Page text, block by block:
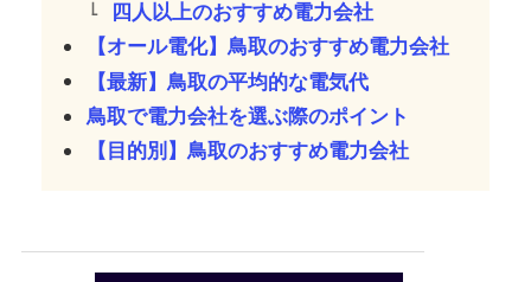
四人以上のおすすめ電力会社
【オール電化】鳥取のおすすめ電力会社
【最新】鳥取の平均的な電気代
鳥取で電力会社を選ぶ際のポイント
【目的別】鳥取のおすすめ電力会社